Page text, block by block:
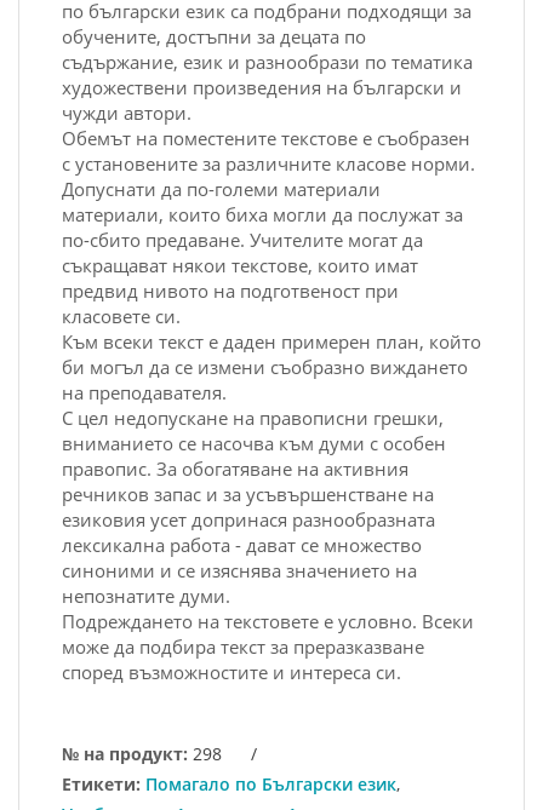
по български език са подбрани подходящи за
обучените, достъпни за децата по
съдържание, език и разнообрази по тематика
художествени произведения на български и
чужди автори.
Обемът на поместените текстове е съобразен
с установените за различните класове норми.
Допуснати да по-големи материали
материали, които биха могли да послужат за
по-сбито предаване. Учителите могат да
съкращават някои текстове, които имат
предвид нивото на подготвеност при
класовете си.
Към всеки текст е даден примерен план, който
би могъл да се измени съобразно виждането
на преподавателя.
С цел недопускане на правописни грешки,
вниманието се насочва към думи с особен
правопис. За обогатяване на активния
речников запас и за усъвършенстване на
езиковия усет допринася разнообразната
лексикална работа - дават се множество
синоними и се изяснява значението на
непознатите думи.
Подреждането на текстовете е условно. Всеки
може да подбира текст за преразказване
според възможностите и интереса си.
№ на продукт: 298
/
Етикети: Помагало по Български език,